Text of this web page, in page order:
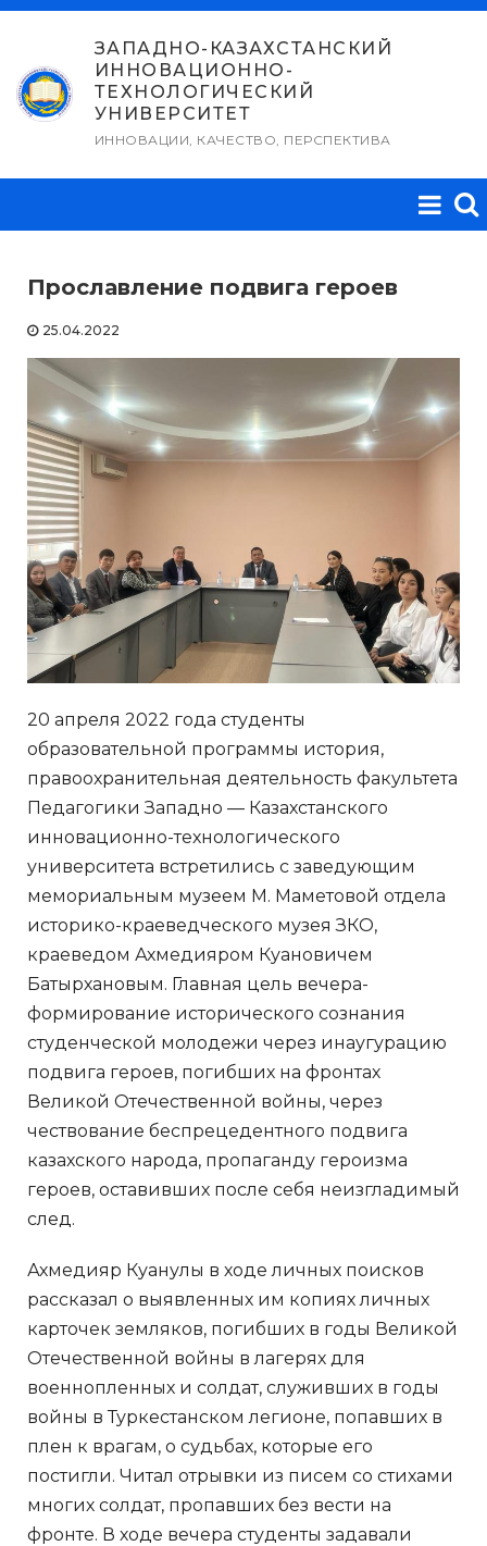
Перейти
содержимому
ЗАПАДНО-КАЗАХСТАНСКИЙ
ИННОВАЦИОННО-
ТЕХНОЛОГИЧЕСКИЙ
УНИВЕРСИТЕТ
ИННОВАЦИИ, КАЧЕСТВО, ПЕРСПЕКТИВА
Прославление подвига героев
25.04.2022
20 апреля 2022 года студенты
образовательной программы история,
правоохранительная деятельность факультета
Педагогики Западно — Казахстанского
инновационно-технологического
университета встретились с заведующим
мемориальным музеем М. Маметовой отдела
историко-краеведческого музея ЗКО,
краеведом Ахмедияром Куановичем
Батырхановым. Главная цель вечера-
формирование исторического сознания
студенческой молодежи через инаугурацию
подвига героев, погибших на фронтах
Великой Отечественной войны, через
чествование беспрецедентного подвига
казахского народа, пропаганду героизма
героев, оставивших после себя неизгладимый
след.
Ахмедияр Куанулы в ходе личных поисков
рассказал о выявленных им копиях личных
карточек земляков, погибших в годы Великой
Отечественной войны в лагерях для
военнопленных и солдат, служивших в годы
войны в Туркестанском легионе, попавших в
плен к врагам, о судьбах, которые его
постигли. Читал отрывки из писем со стихами
многих солдат, пропавших без вести на
фронте. В ходе вечера студенты задавали